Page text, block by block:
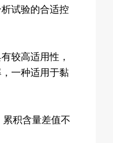
试验的合适控
较高适用性，
一种适用于黏
积含量差值不